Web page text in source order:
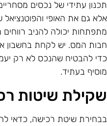
עתידי של נכסים
גם את האופי
יכולה להניב רווחים
המס. יש לקחת בחשבון
להבטיח שהנכס לא רק
בעתיד.
שיטות
שיטת רכישה, כדאי